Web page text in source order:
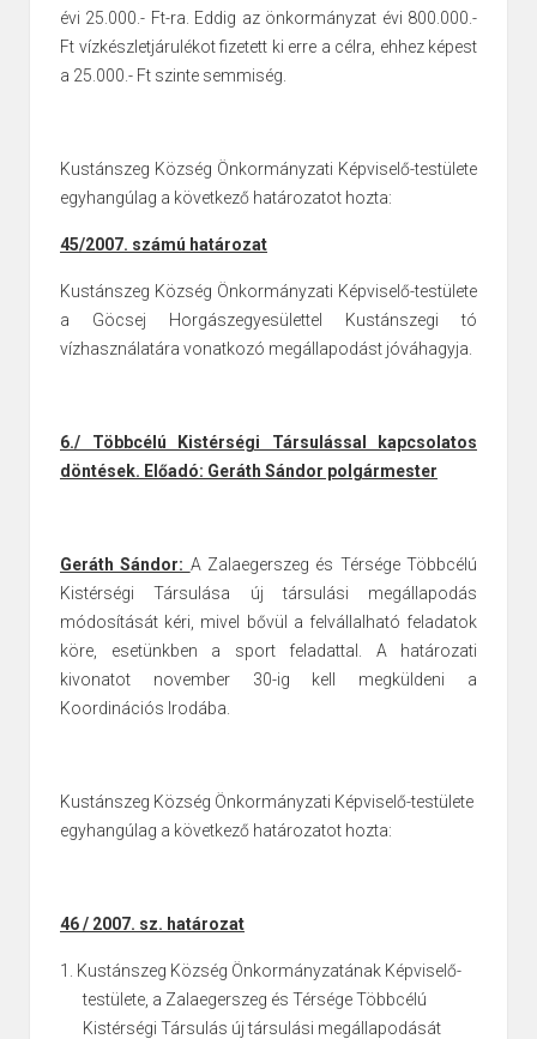
évi 25.000.- Ft-ra. Eddig az önkormányzat évi 800.000.-
Ft vízkészletjárulékot fizetett ki erre a célra, ehhez képest
a 25.000.- Ft szinte semmiség.
Kustánszeg Község Önkormányzati Képviselő-testülete
egyhangúlag a következő határozatot hozta:
45/2007. számú határozat
Kustánszeg Község Önkormányzati Képviselő-testülete
a Göcsej Horgászegyesülettel Kustánszegi tó
vízhasználatára vonatkozó megállapodást jóváhagyja.
6./ Többcélú Kistérségi Társulással kapcsolatos
döntések. Előadó: Geráth Sándor polgármester
Geráth Sándor: A Zalaegerszeg és Térsége Többcélú
Kistérségi Társulása új társulási megállapodás
módosítását kéri, mivel bővül a felvállalható feladatok
köre, esetünkben a sport feladattal.
A határozati
kivonatot november 30-ig kell megküldeni a
Koordinációs Irodába.
Kustánszeg Község Önkormányzati Képviselő-testülete
egyhangúlag a következő határozatot hozta:
46 / 2007. sz. határozat
1. Kustánszeg Község Önkormányzatának Képviselő-
testülete, a Zalaegerszeg és Térsége Többcélú
Kistérségi Társulás új társulási megállapodását